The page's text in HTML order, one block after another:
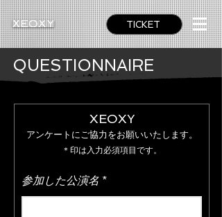
TICKET
QUESTIONNAIRE
XEOXY
アンケートにご協力をお願いいた します。
＊印は入力必須項目です。
参加した公演名